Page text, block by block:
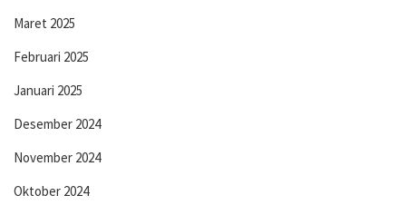
Maret 2025
Februari 2025
Januari 2025
Desember 2024
November 2024
Oktober 2024